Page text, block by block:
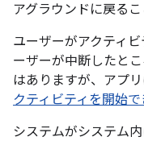
アグラウンドに戻るこ
ユーザーがアクティ
ーザーが中断したと
はありますが、アプ
クティビティを開始
システムがシステム